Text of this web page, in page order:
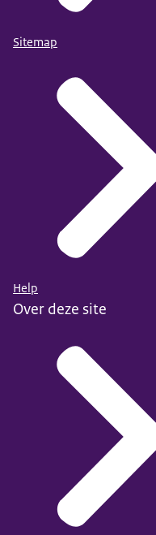
Sitemap
Help
Over deze site